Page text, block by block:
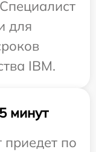
для
IBM.
минут
приедет по